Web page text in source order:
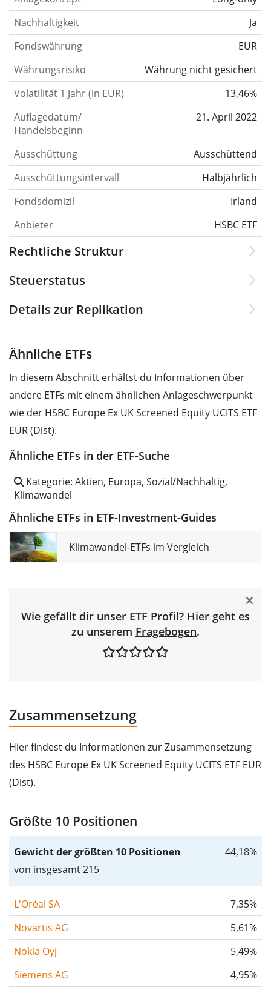
Nachhaltigkeit
Ja
Fondswährung
EUR
Währungsrisiko
Währung nicht gesichert
Volatilität 1 Jahr (in EUR)
13,46%
Auflagedatum/
Handelsbeginn
21. April 2022
Ausschüttung
Ausschüttend
Ausschüttungsintervall
Halbjährlich
Fondsdomizil
Irland
Anbieter
HSBC ETF
Rechtliche Struktur
Steuerstatus
Details zur Replikation
Ähnliche ETFs
In diesem Abschnitt erhältst du Informationen über
andere ETFs mit einem ähnlichen Anlageschwerpunkt
wie der HSBC Europe Ex UK Screened Equity UCITS ETF
EUR (Dist).
Ähnliche ETFs in der ETF-Suche
Kategorie: Aktien, Europa, Sozial/Nachhaltig,
Klimawandel
Ähnliche ETFs in ETF-Investment-Guides
Klimawandel-ETFs im Vergleich
Wie gefällt dir unser ETF Profil? Hier geht es
zu unserem Fragebogen.
Zusammensetzung
Hier findest du Informationen zur Zusammensetzung
des HSBC Europe Ex UK Screened Equity UCITS ETF EUR
(Dist).
Größte 10 Positionen
Gewicht der größten 10 Positionen
von insgesamt 215
44,18%
L'Oréal SA
7,35%
Novartis AG
5,61%
Nokia Oyj
5,49%
Siemens AG
4,95%